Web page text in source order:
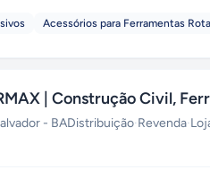
Acessórios para Ferramentas
| Construção Civil,
- BADistribuição·Revenda·